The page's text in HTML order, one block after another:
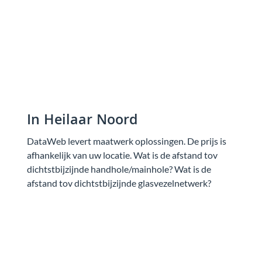
In Heilaar Noord
DataWeb levert maatwerk oplossingen. De prijs is
afhankelijk van uw locatie. Wat is de afstand tov
dichtstbijzijnde handhole/mainhole? Wat is de
afstand tov dichtstbijzijnde glasvezelnetwerk?